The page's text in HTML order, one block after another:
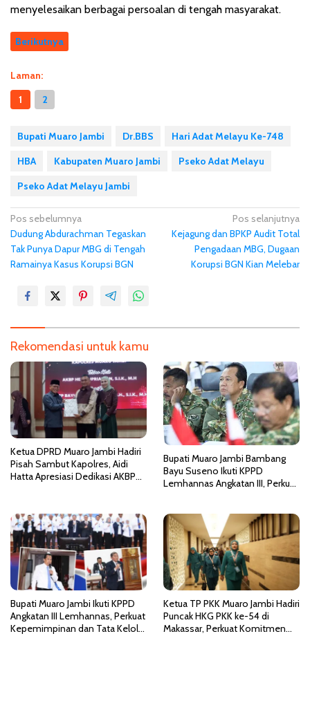
menyelesaikan berbagai persoalan di tengah masyarakat.
Berikutnya
Laman:
1
2
Bupati Muaro Jambi Dr.BBS
Hari Adat Melayu Ke-748
HBA
Kabupaten Muaro Jambi
Pseko Adat Melayu
Pseko Adat Melayu Jambi
N
a
v
i
p
o
s
Pos sebelumnya
Dudung Abdurachman Tegaskan
Tak Punya Dapur MBG di Tengah
Ramainya Kasus Korupsi BGN
Pos selanjutnya
Kejagung dan BPKP Audit Total
Pengadaan MBG, Dugaan
Korupsi BGN Kian Melebar
Rekomendasi untuk kamu
Ketua DPRD Muaro Jambi Hadiri
Pisah Sambut Kapolres, Aidi
Hatta Apresiasi Dedikasi AKBP
Bupati Muaro Jambi Bambang
Bayu Suseno Ikuti KPPD
Lemhannas Angkatan III, Perkuat
Bupati Muaro Jambi Ikuti KPPD
Angkatan III Lemhannas, Perkuat
Kepemimpinan dan Tata Kelola
Ketua TP PKK Muaro Jambi Hadiri
Puncak HKG PKK ke-54 di
Makassar, Perkuat Komitmen